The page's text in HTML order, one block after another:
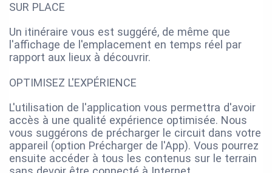
SUR PLACE
Un itinéraire vous est suggéré, de même que
l'affichage de l'emplacement en temps réel par
rapport aux lieux à découvrir.
OPTIMISEZ L'EXPÉRIENCE
L'utilisation de l'application vous permettra d'avoir
accès à une qualité expérience optimisée. Nous
vous suggérons de précharger le circuit dans votre
appareil (option Précharger de l'App). Vous pourrez
ensuite accéder à tous les contenus sur le terrain